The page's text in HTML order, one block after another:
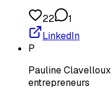
22
1
LinkedIn
P
Pauline
entrepreneurs